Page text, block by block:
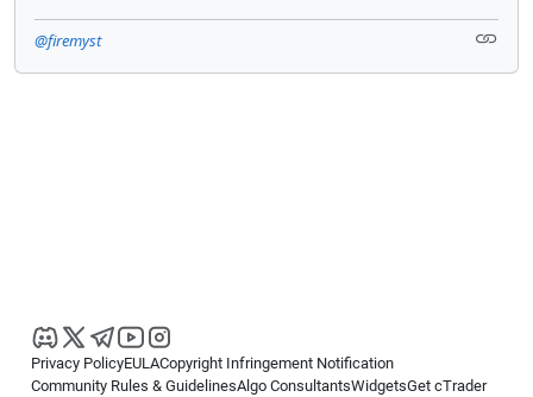
@firemyst
Privacy PolicyEULACopyright Infringement Notification
Community Rules & GuidelinesAlgo ConsultantsWidgetsGet cTrader